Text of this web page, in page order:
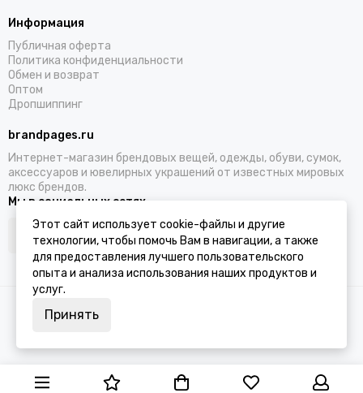
Информация
Публичная оферта
Политика конфиденциальности
Обмен и возврат
Оптом
Дропшиппинг
brandpages.ru
Интернет-магазин брендовых вещей, одежды, обуви, сумок,
аксессуаров и ювелирных украшений от известных мировых
люкс брендов.
Мы в социальных сетях
Этот сайт использует cookie-файлы и другие
технологии, чтобы помочь Вам в навигации, а также
для предоставления лучшего пользовательского
опыта и анализа использования наших продуктов и
услуг.
Принять